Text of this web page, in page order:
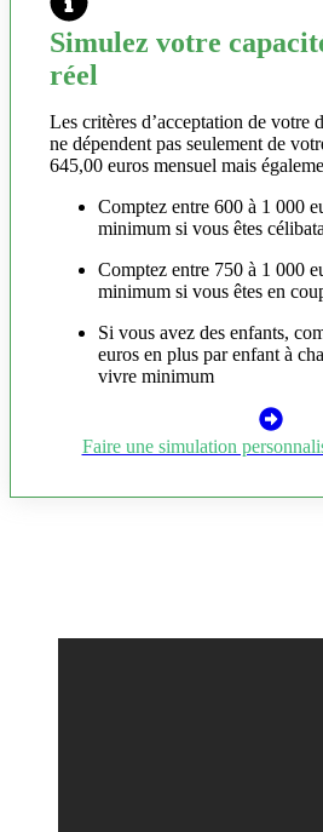
Simulez votre
réel
Les critères d’acceptation de votre
ne dépendent pas seulement de
645,00 euros mensuel mais
Comptez entre 600 à 1 000
minimum si vous êtes
Comptez entre 750 à 1 000
minimum si vous êtes en
Si vous avez des enfants,
euros en plus par enfant à
vivre minimum
Faire une simulation